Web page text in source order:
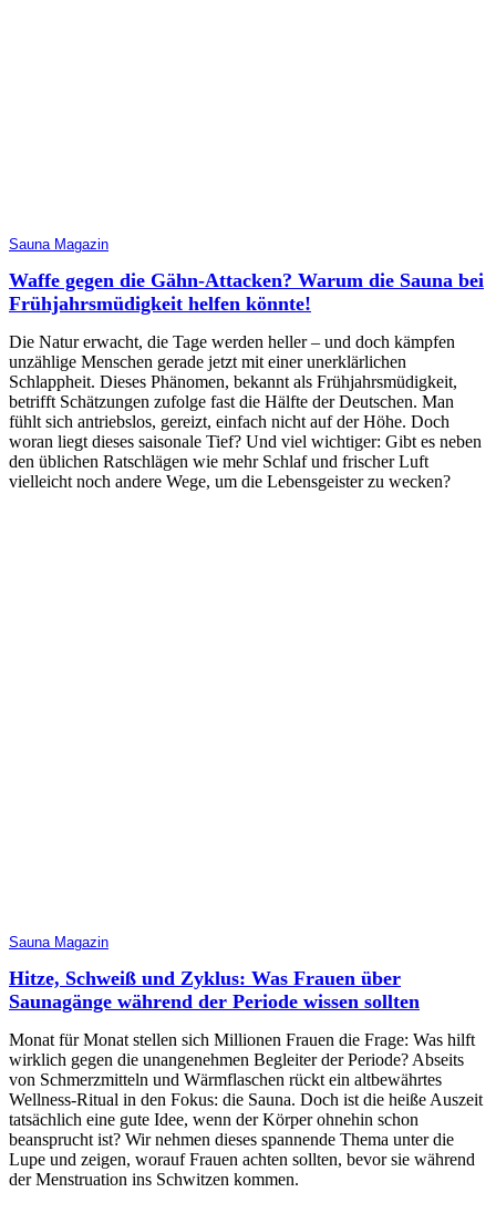
Sauna Magazin
Waffe gegen die Gähn-Attacken? Warum die Sauna bei
Frühjahrsmüdigkeit helfen könnte!
Die Natur erwacht, die Tage werden heller – und doch kämpfen
unzählige Menschen gerade jetzt mit einer unerklärlichen
Schlappheit. Dieses Phänomen, bekannt als Frühjahrsmüdigkeit,
betrifft Schätzungen zufolge fast die Hälfte der Deutschen. Man
fühlt sich antriebslos, gereizt, einfach nicht auf der Höhe. Doch
woran liegt dieses saisonale Tief? Und viel wichtiger: Gibt es neben
den üblichen Ratschlägen wie mehr Schlaf und frischer Luft
vielleicht noch andere Wege, um die Lebensgeister zu wecken?
Sauna Magazin
Hitze, Schweiß und Zyklus: Was Frauen über
Saunagänge während der Periode wissen sollten
Monat für Monat stellen sich Millionen Frauen die Frage: Was hilft
wirklich gegen die unangenehmen Begleiter der Periode? Abseits
von Schmerzmitteln und Wärmflaschen rückt ein altbewährtes
Wellness-Ritual in den Fokus: die Sauna. Doch ist die heiße Auszeit
tatsächlich eine gute Idee, wenn der Körper ohnehin schon
beansprucht ist? Wir nehmen dieses spannende Thema unter die
Lupe und zeigen, worauf Frauen achten sollten, bevor sie während
der Menstruation ins Schwitzen kommen.